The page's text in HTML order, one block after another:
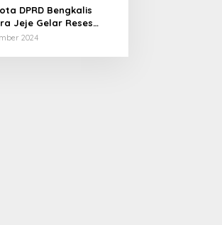
DPRD Bengkalis
Jeje Gelar Reses
2024